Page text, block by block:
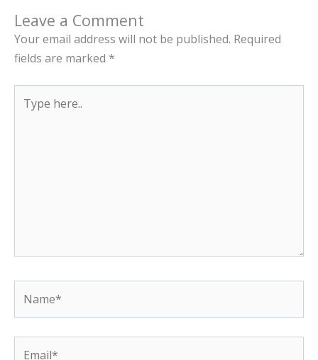
Leave a Comment
Your email address will not be published. Required
fields are marked *
here..